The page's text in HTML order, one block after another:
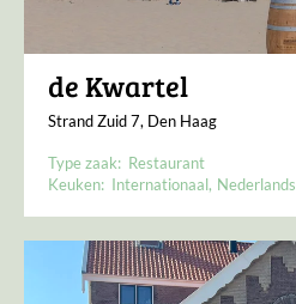
de Kwartel
Strand Zuid 7, Den Haag
Type zaak: Restaurant
Keuken: Internationaal Nederlands